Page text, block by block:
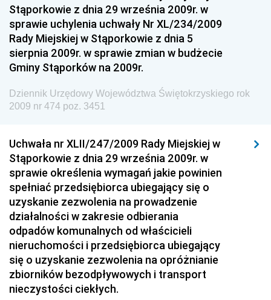
Dziennik Urzędowy Ministra Infrastruktury i
Budownictwa
Dziennik Urzędowy Ministra Gospodarki Morskiej i
Żeglugi Śródlądowej
Dziennik Urzędowy Ministra Energii
Dziennik Urzędowy Ministra Finansów
Dziennik Urzędowy Ministra Rozwoju i Finansów
Dziennik Urzędowy Wyższego Urzędu Górniczego
Dziennik Urzędowy Prezesa Urzędu Transportu
Kolejowego
Dziennik Urzędowy Ministra Przedsiębiorczości i
Technologii
Dziennik Urzędowy Ministra Inwestycji i Rozwoju
Dziennik Urzędowy Naczelnego Dyrektora Archiwów
Państwowych
Stąporkowie z dnia 29 września 2009r. w
sprawie uchylenia uchwały Nr XL/234/2009
Rady Miejskiej w Stąporkowie z dnia 5
sierpnia 2009r. w sprawie zmian w budżecie
Gminy Stąporków na 2009r.
Dziennik Urzędowy Województwa Świętokrzyskiego rok
2009 nr 474 poz. 3451
Uchwała nr XLII/247/2009 Rady Miejskiej w
Stąporkowie z dnia 29 września 2009r. w
sprawie określenia wymagań jakie powinien
spełniać przedsiębiorca ubiegający się o
uzyskanie zezwolenia na prowadzenie
działalności w zakresie odbierania
odpadów komunalnych od właścicieli
nieruchomości i przedsiębiorca ubiegający
się o uzyskanie zezwolenia na opróżnianie
zbiorników bezodpływowych i transport
nieczystości ciekłych.